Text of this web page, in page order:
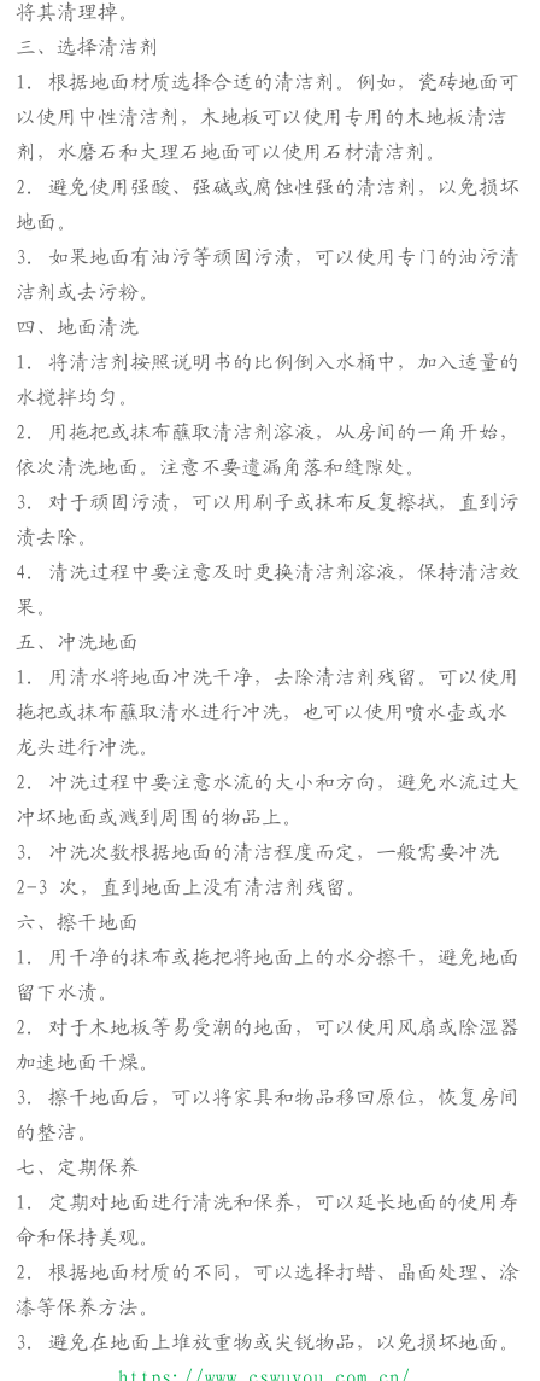
将其清理掉。
三、选择清洁剂
1. 根据地面材质选择合适的清洁剂。例如，瓷砖地面可
以使用中性清洁剂，木地板可以使用专用的木地板清洁
剂，水磨石和大理石地面可以使用石材清洁剂。
2. 避免使用强酸、强碱或腐蚀性强的清洁剂，以免损坏
地面。
3. 如果地面有油污等顽固污渍，可以使用专门的油污清
洁剂或去污粉。
四、地面清洗
1. 将清洁剂按照说明书的比例倒入水桶中，加入适量的
水搅拌均匀。
2. 用拖把或抹布蘸取清洁剂溶液，从房间的一角开始，
依次清洗地面。注意不要遗漏角落和缝隙处。
3. 对于顽固污渍，可以用刷子或抹布反复擦拭，直到污
渍去除。
4. 清洗过程中要注意及时更换清洁剂溶液，保持清洁效
果。
五、冲洗地面
1. 用清水将地面冲洗干净，去除清洁剂残留。可以使用
拖把或抹布蘸取清水进行冲洗，也可以使用喷水壶或水
龙头进行冲洗。
2. 冲洗过程中要注意水流的大小和方向，避免水流过大
冲坏地面或溅到周围的物品上。
3. 冲洗次数根据地面的清洁程度而定，一般需要冲洗
2-3 次，直到地面上没有清洁剂残留。
六、擦干地面
1. 用干净的抹布或拖把将地面上的水分擦干，避免地面
留下水渍。
2. 对于木地板等易受潮的地面，可以使用风扇或除湿器
加速地面干燥。
3. 擦干地面后，可以将家具和物品移回原位，恢复房间
的整洁。
七、定期保养
1. 定期对地面进行清洗和保养，可以延长地面的使用寿
命和保持美观。
2. 根据地面材质的不同，可以选择打蜡、晶面处理、涂
漆等保养方法。
3. 避免在地面上堆放重物或尖锐物品，以免损坏地面。
https://www.cswuyou.com.cn/